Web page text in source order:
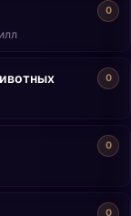
0
0
0
0